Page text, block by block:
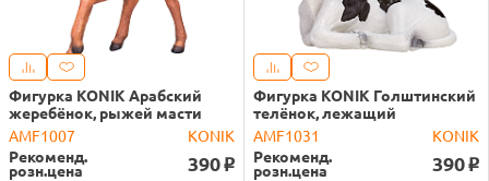
Фигурка KONIK Арабский
жеребёнок, рыжей масти
AMF1007
KONIK
Рекоменд.
розн.цена 390 o
Фигурка KONIK Голштинский
телёнок, лежащий
AMF1031
KONIK
Рекоменд.
розн.цена 390 o